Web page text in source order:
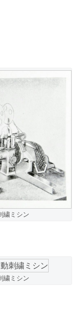
繍ミシン
繍ミシン